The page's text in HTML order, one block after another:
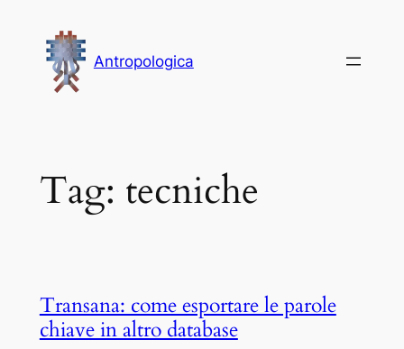
contenuto
Antropologica
Tag: tecniche
Transana: come esportare le parole
chiave in altro database